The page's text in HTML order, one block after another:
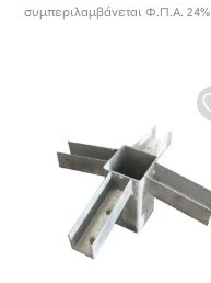
συμπεριλαμβάνεται Φ.Π.Α. 24%